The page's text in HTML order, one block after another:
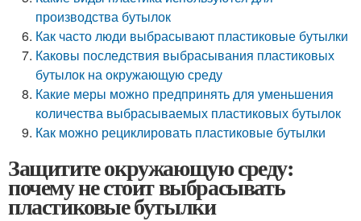
производства бутылок
Как часто люди выбрасывают пластиковые бутылки
Каковы последствия выбрасывания пластиковых
бутылок на окружающую среду
Какие меры можно предпринять для уменьшения
количества выбрасываемых пластиковых бутылок
Как можно рециклировать пластиковые бутылки
Защитите окружающую среду:
почему не стоит выбрасывать
пластиковые бутылки